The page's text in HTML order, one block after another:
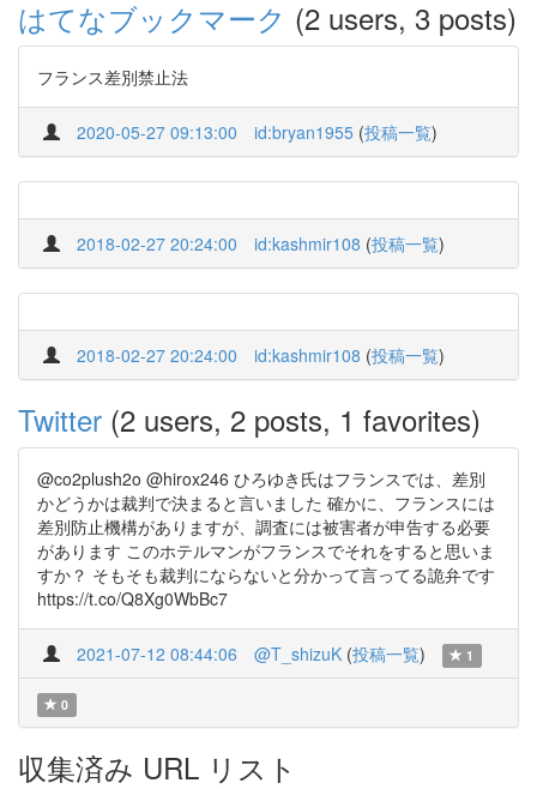
はてなブックマーク (2 users, 3 posts)
フランス差別禁止法
2020-05-27 09:13:00 id:bryan1955 (投稿一覧)
2018-02-27 20:24:00 id:kashmir108 (投稿一覧)
2018-02-27 20:24:00 id:kashmir108 (投稿一覧)
Twitter (2 users, 2 posts, 1 favorites)
@co2plush2o @hirox246 ひろゆき氏はフランスでは、差別
かどうかは裁判で決まると言いました 確かに、フランスには
差別防止機構がありますが、調査には被害者が申告する必要
があります このホテルマンがフランスでそれをすると思いま
すか？ そもそも裁判にならないと分かって言ってる詭弁です
https://t.co/Q8Xg0WbBc7
2021-07-12 08:44:06 @T_shizuK (投稿一覧) 1
0
収集済み URL リスト